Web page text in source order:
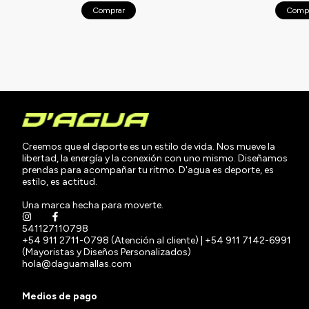
Comprar
Creemos que el deporte es un estilo de vida. Nos mueve la
libertad, la energía y la conexión con uno mismo. Diseñamos
prendas para acompañar tu ritmo. D'agua es deporte, es
estilo, es actitud.
Una marca hecha para moverte.
541127110798
+54 911 2711-0798 (Atención al cliente) | +54 911 7142-6991
(Mayoristas y Diseños Personalizados)
hola@daguamallas.com
Medios de pago